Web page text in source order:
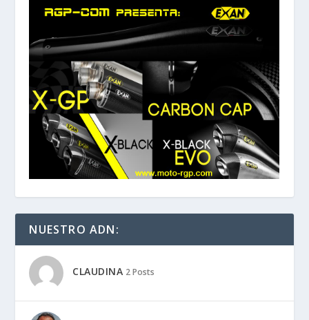
NUESTRO ADN:
CLAUDINA 2 Posts